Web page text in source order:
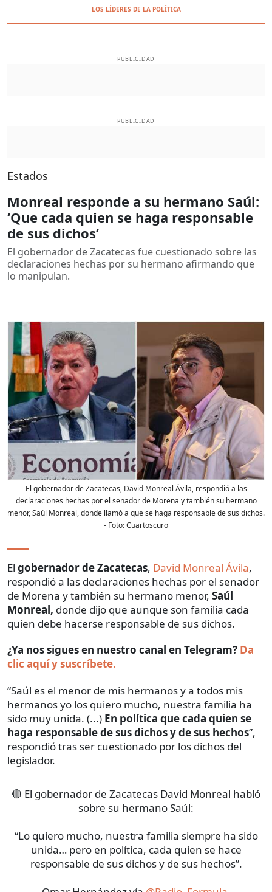
LOS LÍDERES DE LA POLÍTICA
PUBLICIDAD
PUBLICIDAD
Estados
Monreal responde a su hermano Saúl:
‘Que cada quien se haga responsable
de sus dichos’
El gobernador de Zacatecas fue cuestionado sobre las
declaraciones hechas por su hermano afirmando que
lo manipulan.
El gobernador de Zacatecas, David Monreal Ávila, respondió a las
declaraciones hechas por el senador de Morena y también su hermano
menor, Saúl Monreal, donde llamó a que se haga responsable de sus dichos.
- Foto:Cuartoscuro
El gobernador de Zacatecas, David Monreal Ávila,
respondió a las declaraciones hechas por el senador
de Morena y también su hermano menor, Saúl
Monreal, donde dijo que aunque son familia cada
quien debe hacerse responsable de sus dichos.
¿Ya nos sigues en nuestro canal en Telegram? Da
clic aquí y suscríbete.
“Saúl es el menor de mis hermanos y a todos mis
hermanos yo los quiero mucho, nuestra familia ha
sido muy unida. (...) En política que cada quien se
haga responsable de sus dichos y de sus hechos”,
respondió tras ser cuestionado por los dichos del
legislador.
🔴 El gobernador de Zacatecas David Monreal habló
sobre su hermano Saúl:
“Lo quiero mucho, nuestra familia siempre ha sido
unida… pero en política, cada quien se hace
responsable de sus dichos y de sus hechos”.